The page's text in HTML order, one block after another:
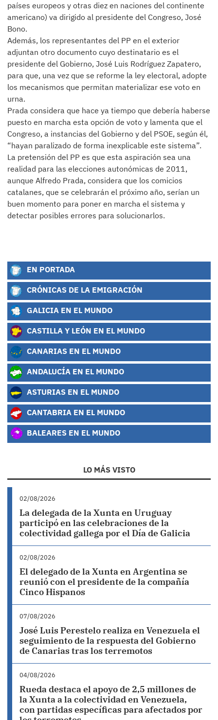
países europeos y otras diez en naciones del continente
americano) va dirigido al presidente del Congreso, José
Bono.
Además, los representantes del PP en el exterior
adjuntan otro documento cuyo destinatario es el
presidente del Gobierno, José Luis Rodríguez Zapatero,
para que, una vez que se reforme la ley electoral, adopte
los mecanismos que permitan materializar ese voto en
urna.
Prada considera que hace ya tiempo que debería haberse
puesto en marcha esta opción de voto y lamenta que el
Congreso, a instancias del Gobierno y del PSOE, según él,
“hayan paralizado de forma inexplicable este sistema”.
La pretensión del PP es que esta aspiración sea una
realidad para las elecciones autonómicas de 2011,
aunque Alfredo Prada, considera que los comicios
catalanes, que se celebrarán el próximo año, serían un
buen momento para poner en marcha el sistema y
detectar posibles errores para solucionarlos.
EN PORTADA
CRÓNICAS DE LA EMIGRACIÓN
GALICIA EN EL MUNDO
CASTILLA Y LEÓN EN EL MUNDO
CANARIAS EN EL MUNDO
ANDALUCÍA EN EL MUNDO
ASTURIAS EN EL MUNDO
CANTABRIA EN EL MUNDO
BALEARES EN EL MUNDO
LO MÁS VISTO
02/08/2026
La delegada de la Xunta en Uruguay
participó en las celebraciones de la
colectividad gallega por el Día de Galicia
02/08/2026
El delegado de la Xunta en Argentina se
reunió con el presidente de la compañía
Cinco Hispanos
07/08/2026
José Luis Perestelo realiza en Venezuela el
seguimiento de la respuesta del Gobierno
de Canarias tras los terremotos
04/08/2026
Rueda destaca el apoyo de 2,5 millones de
la Xunta a la colectividad en Venezuela,
con partidas específicas para afectados por